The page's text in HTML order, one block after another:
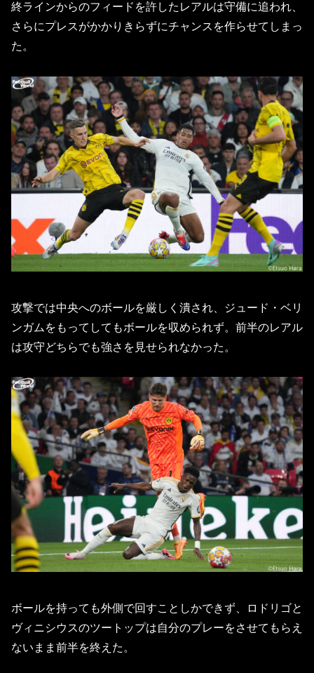
終ラインからのフィードを許したレアルは守備に追われ、
さらにプレスがかかりきらずにチャンスを作らせてしまっ
た。
攻撃では中央へのボールを厳しく潰され、ジュード・ベリ
ンガムをもってしてもボールを収められず。前半のレアル
は攻守どちらでも強さを見せられなかった。
ボールを持っても外側で回すことしかできず、ロドリゴと
ヴィニシウスのツートップは自分のプレーをさせてもらえ
ないまま前半を終えた。